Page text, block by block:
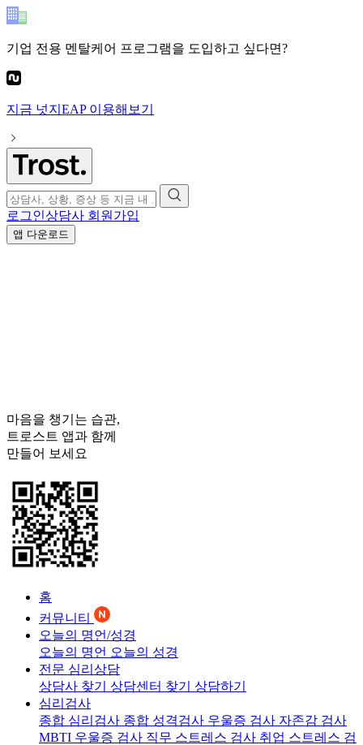
기업 전용 멘탈케어 프로그램을 도입하고 싶다면?
지금 넛지EAP이용해보기
로그인상담사 회원가입
앱 다운로드
마음을 챙기는 습관,
트로스트 앱과 함께
만들어 보세요
홈
커뮤니티
오늘의 명언/성경
오늘의 명언 오늘의 성경
전문 심리상담
상담사 찾기 상담센터 찾기 상담하기
심리검사
종합 심리검사 종합 성격검사 우울증 검사 자존감 검사
MBTI 우울증 검사 직무 스트레스 검사 취업 스트레스 검